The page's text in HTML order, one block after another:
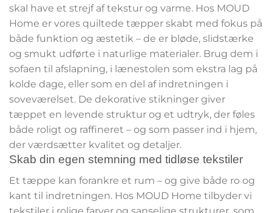
skal have et strejf af tekstur og varme. Hos MOUD
Home er vores quiltede tæpper skabt med fokus på
både funktion og æstetik – de er bløde, slidstærke
og smukt udførte i naturlige materialer. Brug dem i
sofaen til afslapning, i lænestolen som ekstra lag på
kolde dage, eller som en del af indretningen i
soveværelset. De dekorative stikninger giver
tæppet en levende struktur og et udtryk, der føles
både roligt og raffineret – og som passer ind i hjem,
der værdsætter kvalitet og detaljer.
Skab din egen stemning med tidløse tekstiler
Et tæppe kan forankre et rum – og give både ro og
kant til indretningen. Hos MOUD Home tilbyder vi